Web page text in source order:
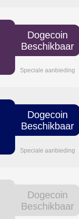
Dogecoin
Beschikbaar
Speciale aanbieding
Dogecoin
Beschikbaar
Speciale aanbieding
Dogecoin
Beschikbaar